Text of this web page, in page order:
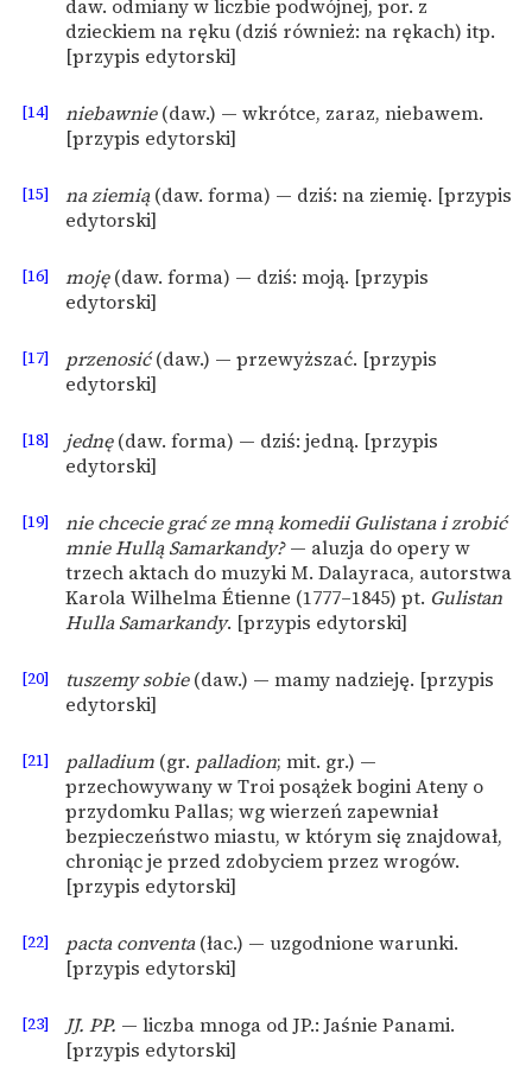
daw. odmiany w liczbie podwójnej, por. z
dzieckiem na ręku (dziś również: na rękach) itp.
[przypis edytorski]
[14] niebawnie(daw.) — wkrótce, zaraz, niebawem.
[przypis edytorski]
[15] na ziemią(daw. forma) — dziś: na ziemię. [przypis
edytorski]
[16] moję(daw. forma) — dziś: moją. [przypis
edytorski]
[17] przenosić(daw.) — przewyższać. [przypis
edytorski]
[18] jednę(daw. forma) — dziś: jedną. [przypis
edytorski]
[19]
nie chcecie grać ze mną komedii Gulistana i zrobić
mnie Hullą Samarkandy?— aluzja do opery w
trzech aktach do muzyki M. Dalayraca, autorstwa
Karola Wilhelma Étienne (1777–1845) pt. Gulistan
Hulla Samarkandy. [przypis edytorski]
[20] tuszemy sobie(daw.) — mamy nadzieję. [przypis
edytorski]
[21] palladium (gr. palladion; mit. gr.) —
przechowywany w Troi posążek bogini Ateny o
przydomku Pallas; wg wierzeń zapewniał
bezpieczeństwo miastu, w którym się znajdował,
chroniąc je przed zdobyciem przez wrogów.
[przypis edytorski]
[22] pacta conventa(łac.) — uzgodnione warunki.
[przypis edytorski]
[23] JJ. PP. — liczba mnoga od JP.: Jaśnie Panami.
[przypis edytorski]